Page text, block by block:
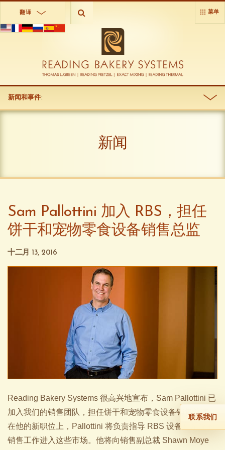
翻译 菜单
新闻和事件:
新闻
Sam Pallottini 加入 RBS，担任
饼干和宠物零食设备销售总监
十二月 13, 2016
Reading Bakery Systems 很高兴地宣布，Sam Pallottini 已
加入我们的销售团队，担任饼干和宠物零食设备销售总监。
在他的新职位上，Pallottini 将负责指导 RBS 设备和系统的
销售工作进入这些市场。他将向销售副总裁 Shawn Moye
联系我们